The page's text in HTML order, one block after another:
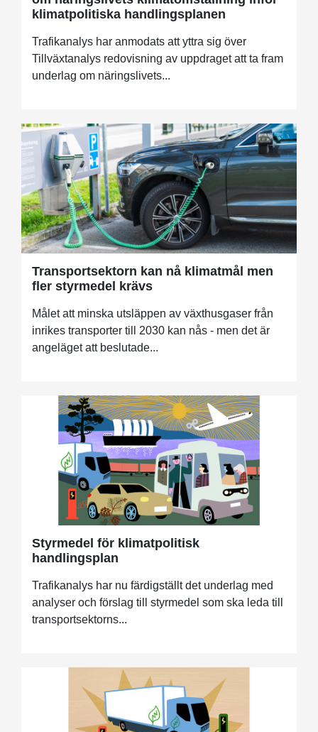
klimatpolitiska handlingsplanen
Trafikanalys har anmodats att yttra sig över
Tillväxtanalys redovisning av uppdraget att ta fram
underlag om näringslivets...
Transportsektorn kan nå klimatmål men
fler styrmedel krävs
Målet att minska utsläppen av växthusgaser från
inrikes transporter till 2030 kan nås - men det är
angeläget att beslutade...
Styrmedel för klimatpolitisk
handlingsplan
Trafikanalys har nu färdigställt det underlag med
analyser och förslag till styrmedel som ska leda till
transportsektorns...